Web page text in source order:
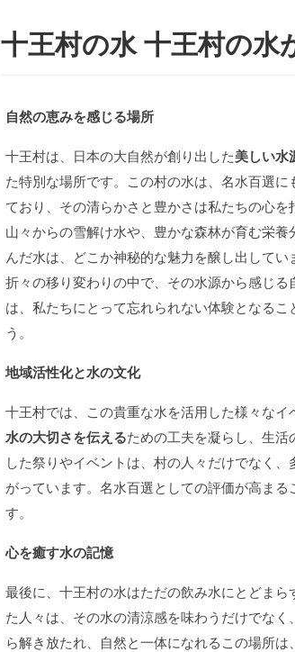
十王村の水 十王村の水
自然の恵みを感じる場所
十王村は、日本の大自然が創り出した美しい水
た特別な場所です。この村の水は、名水百選に
ており、その清らかさと豊かさは私たちの心を
山々からの雪解け水や、豊かな森林が育む栄養
んだ水は、どこか神秘的な魅力を醸し出してい
折々の移り変わりの中で、その水源から感じる
は、私たちにとって忘れられない体験となるこ
う。
地域活性化と水の文化
十王村では、この貴重な水を活用した様々な
水の大切さを伝えるための工夫を凝らし、生
した祭りやイベントは、村の人々だけでなく
がっています。名水百選としての評価が高ま
す。
心を癒す水の記憶
最後に、十王村の水はただの飲み水にとどまら
た人々は、その水の清涼感を味わうだけでな
ら解き放たれ、自然と一体になれるこの場所